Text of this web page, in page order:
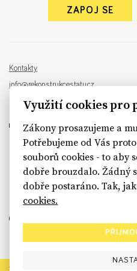
ZAPOJ SE
Kontakty
info@rekonstrukcestatu.cz
Návrh a vývoj: Sinfin , ilustrace:
sinfin.digital
Využití cookies pro
Zákony prosazujeme a
Potřebujeme od Vás
souborů cookies - to aby
dobře brouzdalo. Žádný
dobře postaráno. Tak,
cookies.